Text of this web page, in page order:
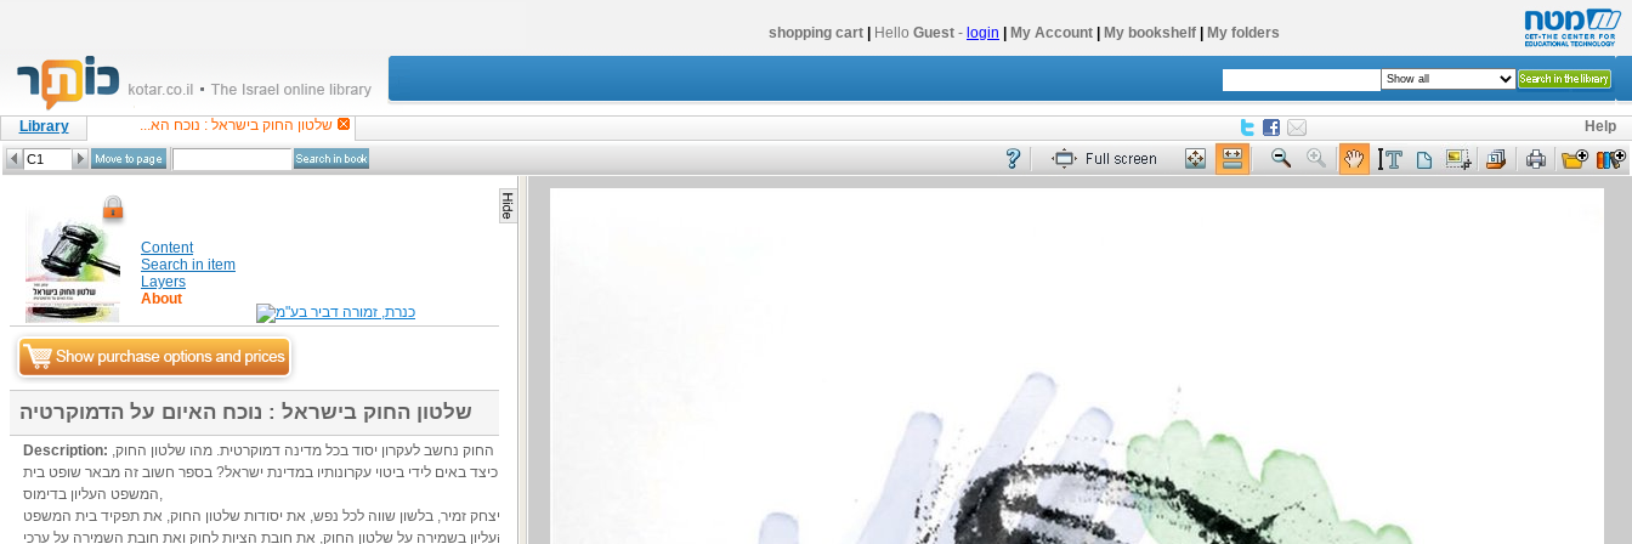
shopping cart Hello Guest - login My Account My bookshelf My folders
Library שלטון החוק בישראל : נוכח הא... Help
Content
Search in item
Layers
About
שלטון החוק בישראל : נוכח האיום על הדמוקרטיה
Description: שלטון החוק נחשב לעקרון יסוד בכל מדינה דמוקרטית. מהו שלטון החוק,
וכיצד באים לידי ביטוי עקרונותיו במדינת ישראל? בספר חשוב זה מבאר שופט בית
המשפט העליון בדימוס,
פרופ' יצחק זמיר, בלשון שווה לכל נפש, את יסודות שלטון החוק, את תפקיד בית המשפט
העליון בשמירה על שלטון החוק, את חובת הציות לחוק ואת חובת השמירה על ערכי